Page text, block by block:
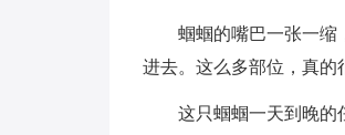
蝈蝈的嘴巴一张一缩
进去。这么多部位，真的
这只蝈蝈一天到晚的